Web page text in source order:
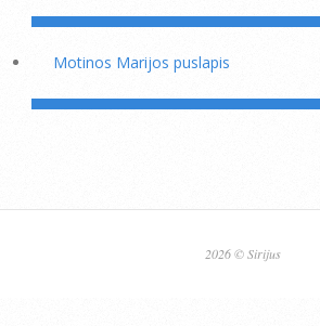
Motinos Marijos puslapis
2026 © Sirijus